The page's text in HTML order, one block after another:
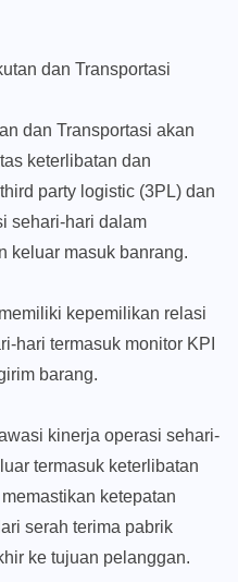
dan Transportasi
dan Transportasi akan
keterlibatan dan
party logistic (3PL) dan
sehari-hari dalam
keluar masuk banrang.
kepemilikan relasi
hari termasuk monitor KPI
barang.
kinerja operasi sehari-
termasuk keterlibatan
ketepatan
serah terima pabrik
ke tujuan pelanggan.